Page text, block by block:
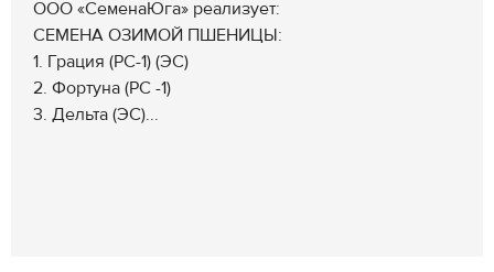
ООО «СеменаЮга» реализует:
СЕМЕНА ОЗИМОЙ ПШЕНИЦЫ:
1. Грация (РС-1) (ЭС)
2. Фортуна (РС -1)
3. Дельта (ЭС)...